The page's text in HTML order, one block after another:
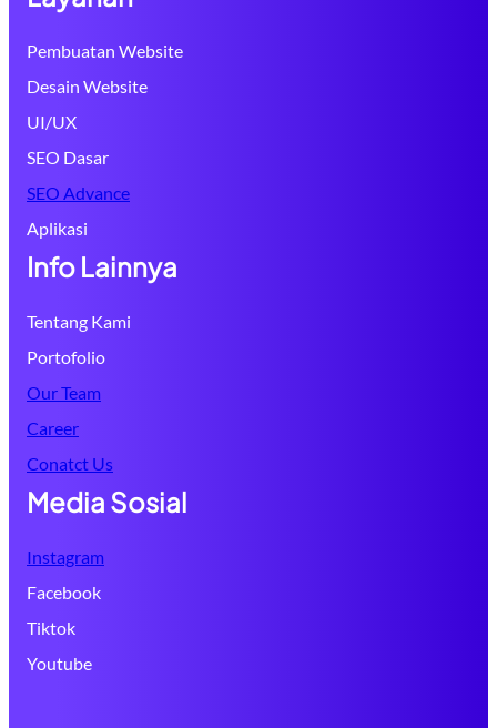
Pembuatan Website
Desain Website
UI/UX
SEO Dasar
SEO Advance
Aplikasi
Info Lainnya
Tentang Kami
Portofolio
Our Team
Career
Conatct Us
Media Sosial
Instagram
Facebook
Tiktok
Youtube